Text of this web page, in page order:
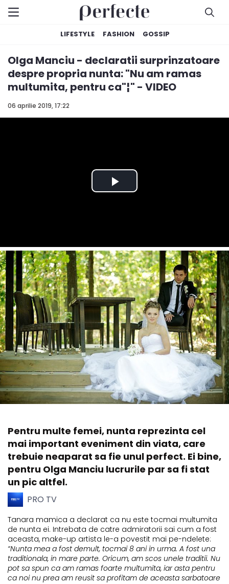
LIFESTYLE FASHION GOSSIP
06 aprilie 2019, 17:22
Olga Manciu - declaratii surprinzatoare
despre propria nunta: "Nu am ramas
multumita, pentru ca"¦" - VIDEO
Pentru multe femei, nunta reprezinta cel
mai important eveniment din viata, care
trebuie neaparat sa fie unul perfect. Ei bine,
pentru Olga Manciu lucrurile par sa fi stat
un pic altfel.
PRO TV
Tanara mamica a declarat ca nu este tocmai multumita
de nunta ei. Intrebata de catre admiratorii sai cum a fost
aceasta, make-up artista le-a povestit mai pe-ndelete:
“Nunta mea a fost demult, tocmai 8 ani in urma. A fost una
traditionala, in mare parte. Oricum, am scos unele traditii. Nu
pot sa spun ca am ramas foarte multumita, iar asta pentru
ca noi nu prea am reusit sa profitam de aceasta sarbatoare